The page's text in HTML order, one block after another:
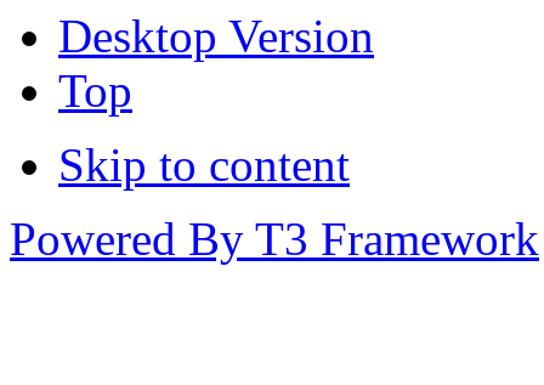
Desktop Version
Top
Skip to content
Powered By T3 Framework